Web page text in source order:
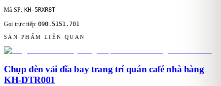
Mã SP: KH-5RXR8T
Gọi trực tiếp:090.5151.701
SẢN PHẨM LIÊN QUAN
Chụp đèn vải đĩa bay trang trí quán café nhà hàng
KH-DTR001